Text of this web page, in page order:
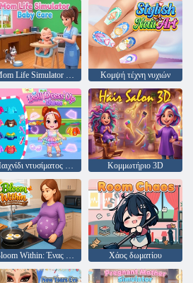
Mom Life Simulator Baby Care Κομψή τέχνη νυχιών
Παιχνίδι ντυσίματος κούκλας Κομμωτήριο 3D
Bloom Within: Ένας προσομοιωτής ζωής Χάος δωματίου